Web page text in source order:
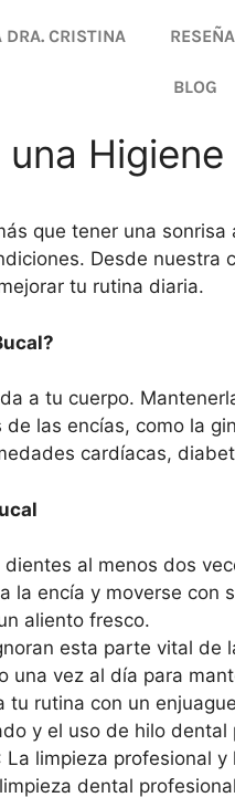
DRA. CRISTINA
BLOG
que tener una
Desde
tu rutina diaria.
a tu cuerpo.
las encías, como la
cardíacas,
dientes al menos dos
la encía y moverse
aliento fresco.
esta parte vital de
una vez al día para
tu rutina con un
y el uso de hilo
La limpieza profesional
dental